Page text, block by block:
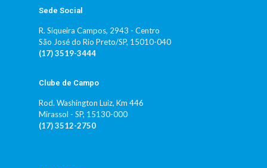
Sede Social
R. Siqueira Campos, 2943 - Centro
São José do Rio Preto/SP, 15010-040
(17) 3519-3444
Clube de Campo
Rod. Washington Luiz, Km 446
Mirassol - SP, 15130-000
(17) 3512-2750